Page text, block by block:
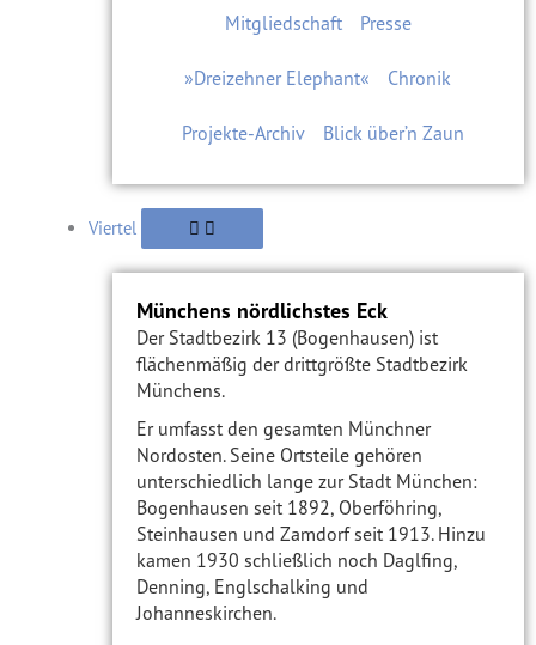
Mitgliedschaft Presse
»Dreizehner Elephant« Chronik
Projekte-Archiv Blick über’n Zaun
Viertel
Münchens nördlichstes Eck
Der Stadtbezirk 13 (Bogenhausen) ist
flächenmäßig der drittgrößte Stadtbezirk
Münchens.
Er umfasst den gesamten Münchner
Nordosten. Seine Ortsteile gehören
unterschiedlich lange zur Stadt München:
Bogenhausen seit 1892, Oberföhring,
Steinhausen und Zamdorf seit 1913. Hinzu
kamen 1930 schließlich noch Daglfing,
Denning, Englschalking und
Johanneskirchen.